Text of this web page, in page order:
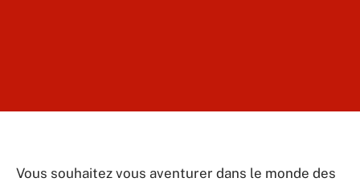
Vous souhaitez vous aventurer dans le monde des